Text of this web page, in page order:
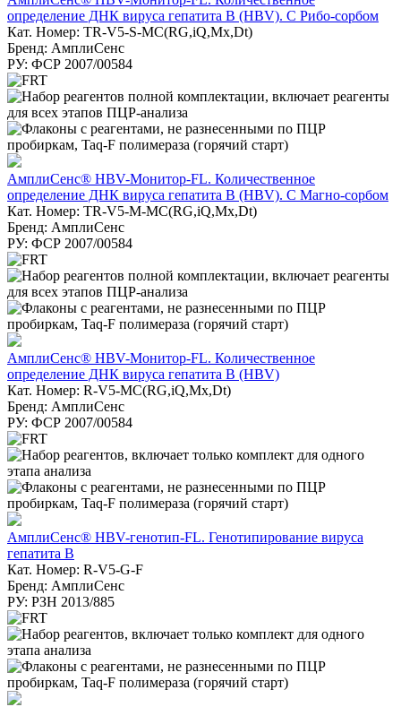
определение ДНК вируса гепатита В (HBV). С Рибо-сорбом
Кат. Номер: TR-V5-S-MC(RG,iQ,Мх,Dt)
Бренд: АмплиСенс
РУ: ФСР 2007/00584
АмплиСенс® HBV-Монитор-FL. Количественное
определение ДНК вируса гепатита В (HBV). С Магно-сорбом
Кат. Номер: TR-V5-M-MC(RG,iQ,Мх,Dt)
Бренд: АмплиСенс
РУ: ФСР 2007/00584
АмплиСенс® HBV-Монитор-FL. Количественное
определение ДНК вируса гепатита В (HBV)
Кат. Номер: R-V5-MC(RG,iQ,Mx,Dt)
Бренд: АмплиСенс
РУ: ФСР 2007/00584
АмплиСенс® HBV-генотип-FL. Генотипирование вируса
гепатита В
Кат. Номер: R-V5-G-F
Бренд: АмплиСенс
РУ: РЗН 2013/885